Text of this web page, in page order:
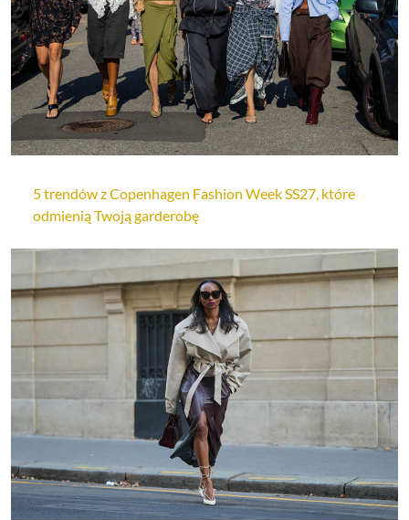
5 trendów z Copenhagen Fashion Week SS27, które
odmienią Twoją garderobę